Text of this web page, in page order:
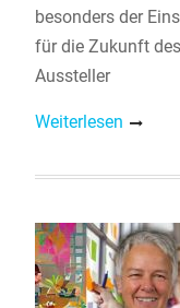
besonders der
für die Zukunft
Aussteller
Weiterlesen